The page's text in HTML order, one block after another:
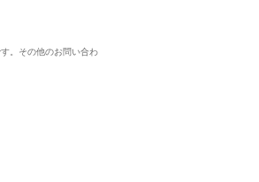
。その他のお問い合わ